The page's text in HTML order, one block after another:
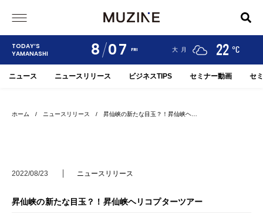
TODAY’S
YAMANASHI
8 07 FRI
甲府 河口湖 大月 22 °C
ニュース ニュースリリース ビジネスTIPS セミナー動画 セ
ホーム / ニュースリリース / 昇仙峡の新たな目玉？！昇仙峡ヘ…
2022/08/23 ニュースリリース
昇仙峡の新たな目玉？！昇仙峡ヘリコプターツアー